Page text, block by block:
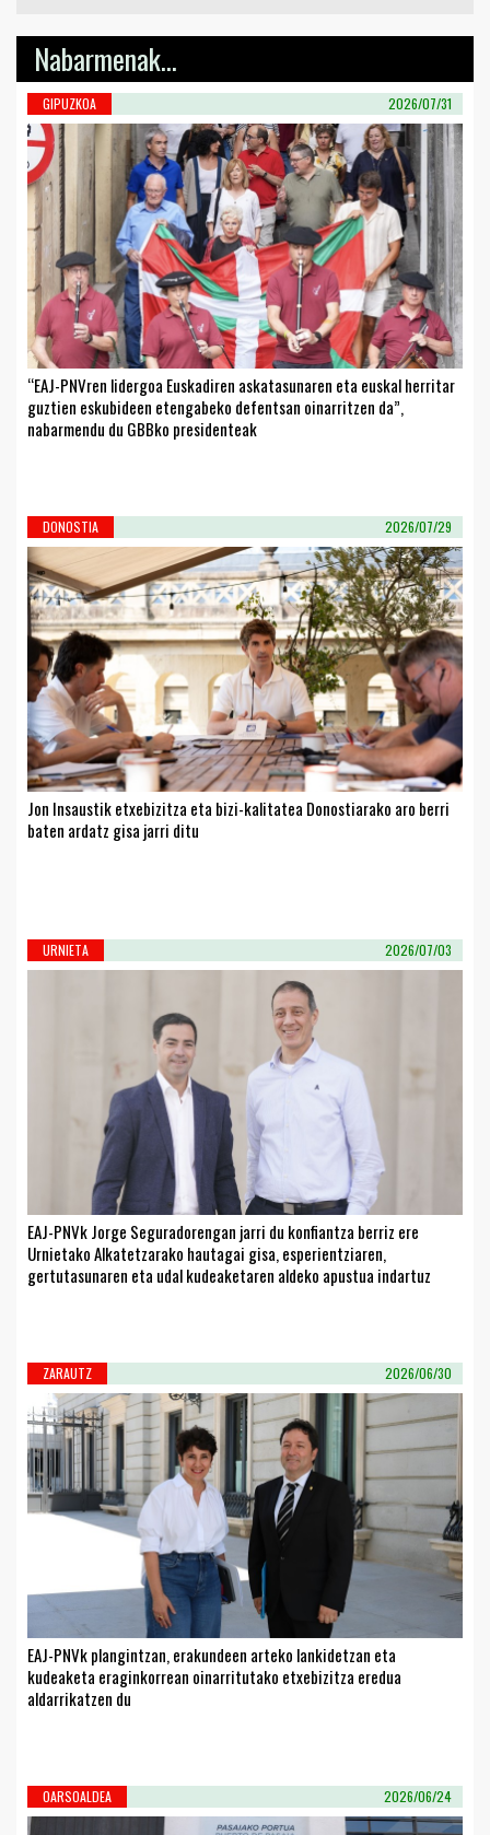
Nabarmenak...
GIPUZKOA 2026/07/31
“EAJ-PNVren lidergoa Euskadiren askatasunaren eta euskal herritar
guztien eskubideen etengabeko defentsan oinarritzen da”,
nabarmendu du GBBko presidenteak
DONOSTIA 2026/07/29
Jon Insaustik etxebizitza eta bizi-kalitatea Donostiarako aro berri
baten ardatz gisa jarri ditu
URNIETA 2026/07/03
EAJ-PNVk Jorge Seguradorengan jarri du konfiantza berriz ere
Urnietako Alkatetzarako hautagai gisa, esperientziaren,
gertutasunaren eta udal kudeaketaren aldeko apustua indartuz
ZARAUTZ 2026/06/30
EAJ-PNVk plangintzan, erakundeen arteko lankidetzan eta
kudeaketa eraginkorrean oinarritutako etxebizitza eredua
aldarrikatzen du
OARSOALDEA 2026/06/24